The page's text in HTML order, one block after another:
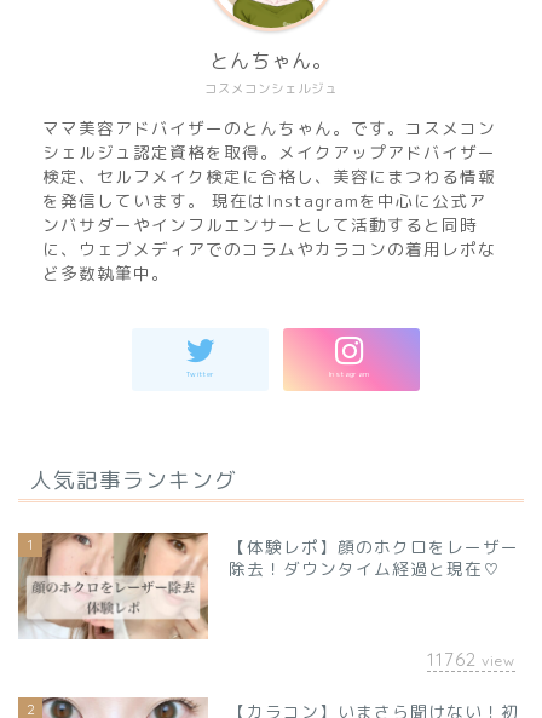
コスメコンシェルジュ
とんちゃん。
ママ美容アドバイザーのとんちゃん。です。コスメコン
シェルジュ認定資格を取得。メイクアップアドバイザー
検定、セルフメイク検定に合格し、美容にまつわる情報
を発信しています。 現在はInstagramを中心に公式ア
ンバサダーやインフルエンサーとして活動すると同時
に、ウェブメディアでのコラムやカラコンの着用レポな
ど多数執筆中。
人気記事ランキング
1
【体験レポ】顔のホクロをレーザー
除去！ダウンタイム経過と現在♡
11762 view
2 【カラコン】いまさら聞けない！初